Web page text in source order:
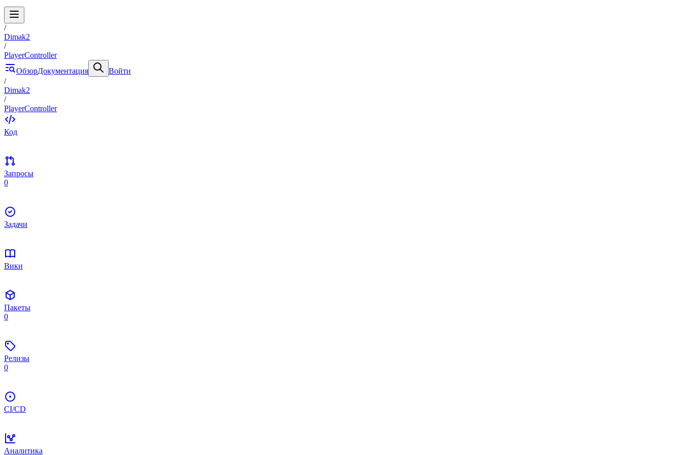
/
Dimak2
/
PlayerController
ОбзорДокументация
Войти
/
Dimak2
/
PlayerController
Код
Запросы
0
Задачи
Вики
Пакеты
0
Релизы
0
CI/CD
Аналитика